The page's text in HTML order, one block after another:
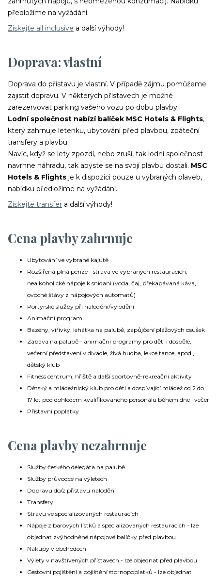
předložíme na vyžádání.
Získejte all inclusive a další výhody!
Doprava: vlastní
Doprava do přístavu je vlastní. V případě zájmu pomůžeme
zajistit dopravu. V některých přístavech je možné
zarezervovat parking vašeho vozu po dobu plavby.
Lodní společnost nabízí balíček MSC Hotels & Flights,
který zahrnuje letenku, ubytování před plavbou, zpáteční
transfery a plavbu.
Navíc, když se lety zpozdí, nebo zruší, tak lodní společnost
navrhne náhradu, tak abyste se na svojí plavbu dostali. MSC
Hotels & Flights je k dispozici pouze u vybraných plaveb,
nabídku předložíme na vyžádání.
Získejte transfer a další výhody!
Cena plavby zahrnuje
Ubytování ve vybrané kajutě
Rozšířená plná penze - strava ve vybraných restauracích,
nealkoholické nápoje k snídani (voda, čaj, překapávaná káva,
ovocné šťávy z nápojových automatů)
Portýrské služby při nalodění/vylodění
Animační program
Bazény, vířivky, lehátka na palubě, zapůjčení plážových osušek
Zábava na palubě - animační programy pro děti i dospělé,
večerní představení v divadle, živá hudba, lekce tance, apod.,
dětský klub
Fitness centrum, hřiště a další sportovně-rekreační aktivity
Dětský a mládežnický klub pro děti a dospívající mládež od 2 do
17 let pod dohledem kvalifikovaného personálu během dne i večer
Přístavní poplatky
Cena plavby nezahrnuje
Služby českého delegáta na palubě
Služby průvodce na výletech
Dopravu do/z přístavu nalodění
Transfery
Stravu ve specializovaných restauracích
Nápoje z barových lístků a specializovaných restauracích - lze
objednat zvýhodněné nápojové balíčky před plavbou
Nákupy v obchodech
Výlety v navštívených přístavech - lze objednat před plavbou
Cestovní pojištění a pojištění stornopoplatků - lze objednat